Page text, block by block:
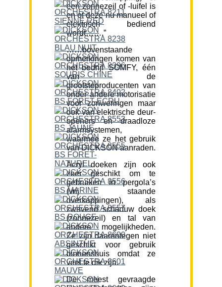
een zonnezeil of -luifel is
en of deze nu manueel of
elektrisch bediend
wordt…….”
……bovenstaande
opmerkingen komen van
het bedrijf SOMFY, één
van de
grootsteproducenten van
onder andere motorisatie
voor zonweringen maar
ook van elektrische deur-
openers en draadloze
alarmsystemen,
waarmee ze het gebruik
van DICKSON aanraden.
Acryl doeken zijn ook
zeer geschikt om te
gebruiken in pergola’s
(vrij staande
overkappingen), als
zwevend schaduw doek
(zonnezeil) en tal van
andere mogelijkheden.
Ze zijn daarentegen niet
geschikt voor gebruik
binnenshuis omdat ze
veel te dik zijn.
De meest gevraagde